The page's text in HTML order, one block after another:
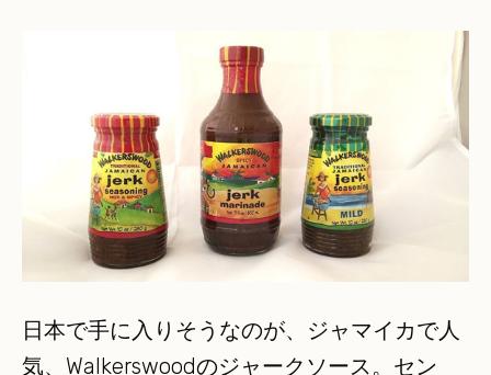
日本で手に入りそうなのが、ジャマイカで人
気、Walkerswoodのジャークソース。セン